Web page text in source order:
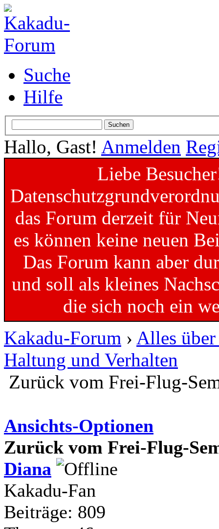
Suche
Hilfe
Hallo, Gast! Anmelden
Liebe
das Forum derzeit für
es können keine neuen
Das Forum kann aber
und soll als kleines
die sich noch ein
Kakadu-Forum › Alles
Haltung und Verhalten
Zurück vom Frei-Flug-
Ansichts-Optionen
Zurück vom Frei-Flug-
Diana
Kakadu-Fan
Beiträge: 809